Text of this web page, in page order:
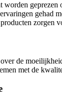
gehad
zorgen
de
met de